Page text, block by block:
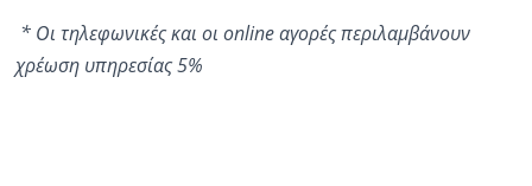
* Οι τηλεφωνικές και οι online αγορές περιλαμβάνουν
χρέωση υπηρεσίας 5%